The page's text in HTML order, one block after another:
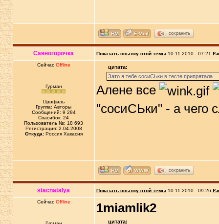
сохранить
Саяногорочка Показать ссылку этой темы 10.11.2010 - 07:21
Сейчас Offline
Гурман
Профиль
Группа: Авторы
Сообщений: 9 284
Спасибок: 24
Пользователь №: 18 693
Регистрация: 2.04.2008
Откуда:Россия Хакасия
цитата:
Зато я тебе сосиСЬки в тесте припрятала
Алене все
"сосиСЬки" - а чего
сохранить
stacnatalya Показать ссылку этой темы 10.11.2010 - 09:26
Сейчас Offline 1miamlik2
цитата: